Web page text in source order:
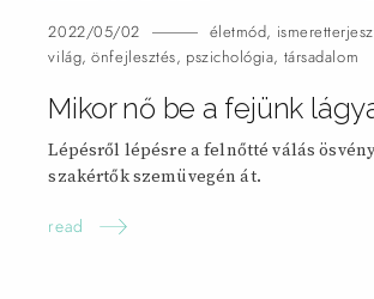
2022/05/02 életmód,
világ,önfejlesztés, pszichológia, társadalom
Mikor nő be a fejünk
Lépésről lépésre a felnőtté válás
szakértők szemüvegén át.
read